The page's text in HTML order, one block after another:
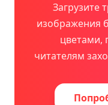
Загрузите
изображения
цветами,
читателям